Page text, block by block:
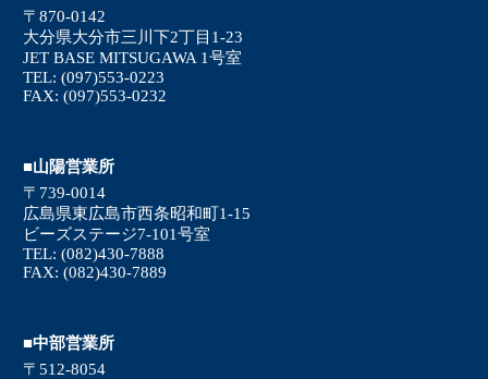
〒870-0142
大分県大分市三川下2丁目1-23
JET BASE MITSUGAWA 1号室
TEL: (097)553-0223
FAX: (097)553-0232
■山陽営業所
〒739-0014
広島県東広島市西条昭和町1-15
ビーズステージ7-101号室
TEL: (082)430-7888
FAX: (082)430-7889
■中部営業所
〒512-8054